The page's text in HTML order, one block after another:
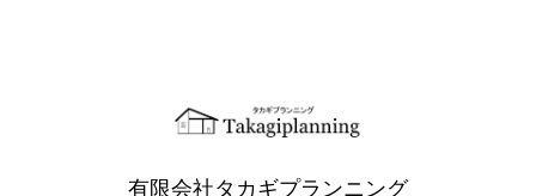
有限会社タカギプランニング